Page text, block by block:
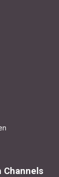
Channels